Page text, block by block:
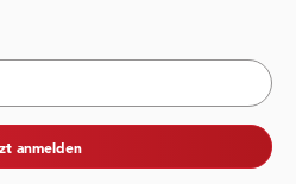
anmelden